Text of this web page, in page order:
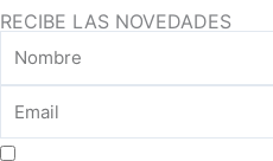
RECIBE LAS NOVEDADES